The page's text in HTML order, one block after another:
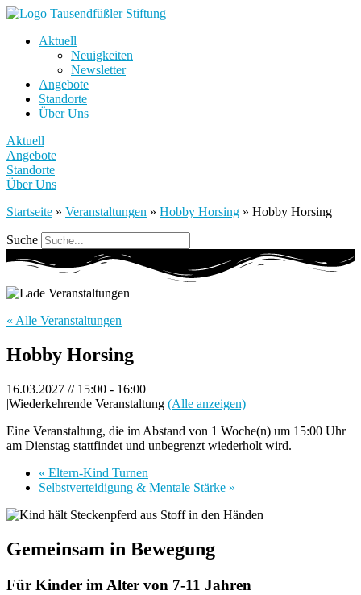
Aktuell
Neuigkeiten
Newsletter
Angebote
Standorte
Über Uns
Aktuell
Angebote
Standorte
Über Uns
Startseite » Veranstaltungen » Hobby Horsing » Hobby Horsing
Suche
« Alle Veranstaltungen
Hobby Horsing
16.03.2027 // 15:00 - 16:00
|Wiederkehrende Veranstaltung (Alle anzeigen)
Eine Veranstaltung, die im Abstand von 1 Woche(n) um 15:00 Uhr
am Dienstag stattfindet und unbegrenzt wiederholt wird.
« Eltern-Kind Turnen
Selbstverteidigung & Mentale Stärke »
Gemeinsam in Bewegung
Für Kinder im Alter von 7-11 Jahren